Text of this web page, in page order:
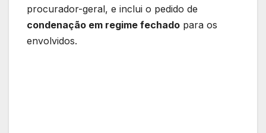
procurador-geral, e inclui o pedido de
condenação em regime fechado para os
envolvidos.